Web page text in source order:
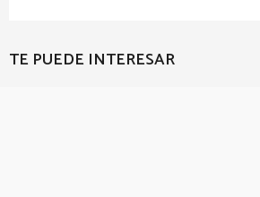
TE PUEDE INTERESAR